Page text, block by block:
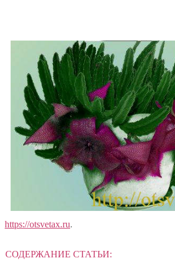
https://otsvetax.ru.
СОДЕРЖАНИЕ СТАТЬИ: